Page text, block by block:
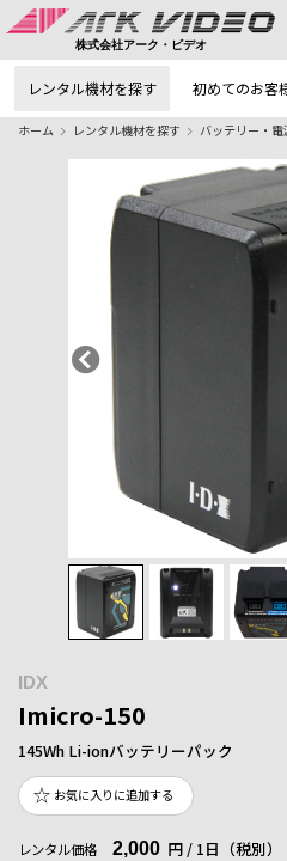
株式会社アーク・ビデオ
レンタル機材を探す 初めてのお客
ホーム レンタル機材を探す バッテリー・電
IDX
Imicro-150
145Wh Li-ionバッテリーパック
お気に入りに追加する
レンタル価格 2,000 円 / 1日（税別）